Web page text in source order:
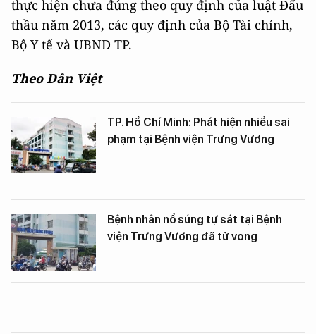
thực hiện chưa đúng theo quy định của luật Đấu
thầu năm 2013, các quy định của Bộ Tài chính,
Bộ Y tế và UBND TP.
Theo Dân Việt
TP. Hồ Chí Minh: Phát hiện nhiều sai
phạm tại Bệnh viện Trưng Vương
Bệnh nhân nổ súng tự sát tại Bệnh
viện Trưng Vương đã tử vong